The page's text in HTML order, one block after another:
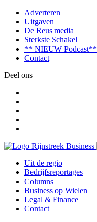
Adverteren
Uitgaven
De Reus media
Sterkste Schakel
** NIEUW Podcast**
Contact
Deel ons
Uit de regio
Bedrijfsreportages
Columns
Business op Wielen
Legal & Finance
Contact